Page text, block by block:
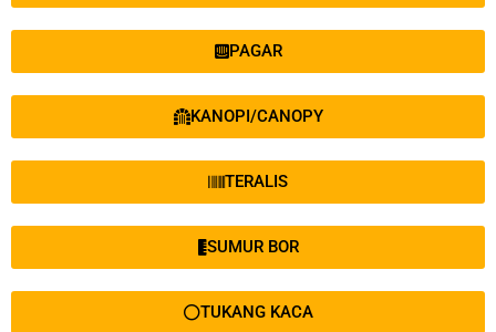
PAGAR
KANOPI/CANOPY
TERALIS
SUMUR BOR
TUKANG KACA